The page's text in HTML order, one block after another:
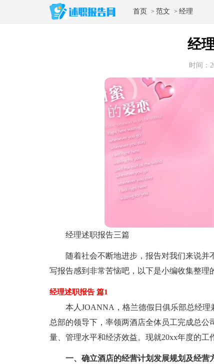
首页 > 范文 > 经理
经
时间：
经理述职报告三篇
随着社会不断地进步，报告对我们来说
写报告感到非常苦恼吧，以下是小编收集整理
经理述职报告 篇1
本人JOANNA，格兰德假日俱乐部总经
总部的领导下，率领两酒店全体员工完成总
量、管理水平和经济效益。现就20xx年度的工
一、确立酒店的经营计划发展规划及经营